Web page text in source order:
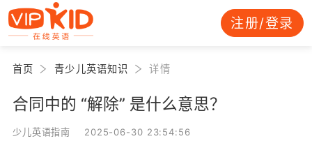
注册/登录
首页 青少儿英语知识 详情
合同中的 “解除” 是什么意思？
少儿英语指南 2025-06-30 23:54:56